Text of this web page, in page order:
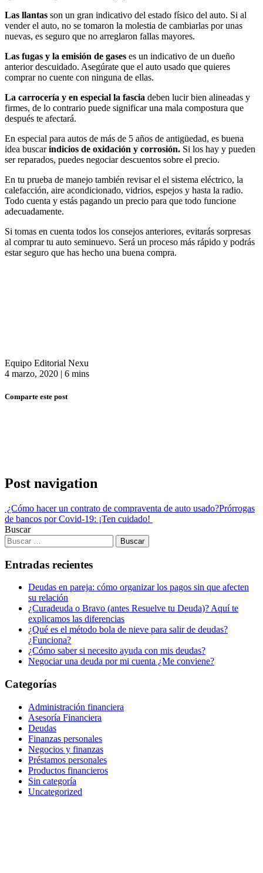
Las llantas son un gran indicativo del estado físico del auto. Si al
vender el auto, no se tomaron la molestia de cambiarlas por unas
nuevas, es seguro que no arreglaron fallas mayores.
Las fugas y la emisión de gases es un indicativo de un dueño
anterior descuidado. Asegúrate que el auto usado que quieres
comprar no cuente con ninguna de ellas.
La carrocería y en especial la fascia deben lucir bien alineadas y
firmes, de lo contrario puede significar una mala compostura que
después te afectará.
En especial para autos de más de 5 años de antigüedad, es buena
idea buscarindicios de oxidación y corrosión. Si los hay y pueden
ser reparados, puedes negociar descuentos sobre el precio.
En tu prueba de manejo también revisar el el sistema eléctrico, la
calefacción, aire acondicionado, vidrios, espejos y hasta la radio.
Todo cuenta y estás pagando un precio para que todo funcione
adecuadamente.
Si tomas en cuenta todos los consejos anteriores, evitarás sorpresas
al comprar tu auto seminuevo. Será un proceso más rápido y podrás
estar seguro que has hecho una buena compra.
Equipo Editorial Nexu
4 marzo, 2020 | 6 mins
Comparte este post
Post navigation
¿Cómo hacer un contrato de compraventa de auto usado?Prórrogas
de bancos por Covid-19: ¡Ten cuidado!
Buscar
Entradas recientes
Deudas en pareja: cómo organizar los pagos sin que afecten
su relación
¿Curadeuda o Bravo (antes Resuelve tu Deuda)? Aquí te
explicamos las diferencias
¿Qué es el método bola de nieve para salir de deudas?
¿Funciona?
¿Cómo saber si necesito ayuda con mis deudas?
Negociar una deuda por mi cuenta ¿Me conviene?
Categorías
Administración financiera
Asesoría Financiera
Deudas
Finanzas personales
Negocios y finanzas
Préstamos personales
Productos financieros
Sin categoría
Uncategorized